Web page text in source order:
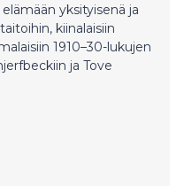
yksityisenä ja
kiinalaisiin
1910–30-lukujen
ja Tove